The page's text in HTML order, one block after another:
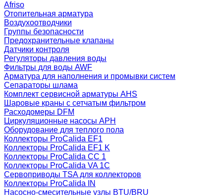
Afriso
Отопительная арматура
Воздухоотводчики
Группы безопасности
Предохранительные клапаны
Датчики контроля
Регуляторы давления воды
Фильтры для воды AWF
Арматура для наполнения и промывки систем
Сепараторы шлама
Комплект сервисной арматуры AHS
Шаровые краны с сетчатым фильтром
Расходомеры DFM
Циркуляционные насосы APH
Оборудование для теплого пола
Коллекторы ProCalida EF1
Коллекторы ProCalida EF1 K
Коллекторы ProCalida CC 1
Коллекторы ProCalida VA 1C
Сервоприводы TSA для коллекторов
Коллекторы ProCalida IN
Насосно-смесительные узлы BTU/BRU